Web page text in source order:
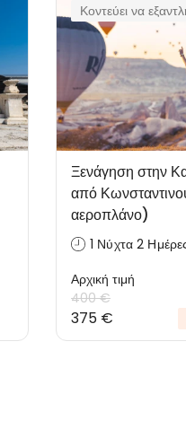
Κοντεύει να
Ξενάγηση στην
από
αεροπλάνο)
1 Νύχτα 2
Αρχική τιμή
400 €
375 €